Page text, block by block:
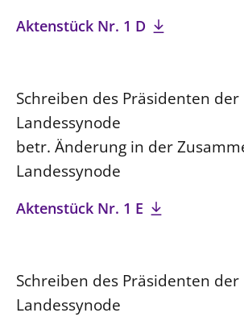
Aktenstück Nr. 1 D
Schreiben des Präsidenten der
Landessynode
betr. Änderung in der
Landessynode
Aktenstück Nr. 1 E
Schreiben des Präsidenten der
Landessynode
Kantine Speiseplan
Klimaschutzgesetz
Kunstreferat
NKVK
Öffentlichkeitsarbeit
Personalausschuss
Terminstundenplaner